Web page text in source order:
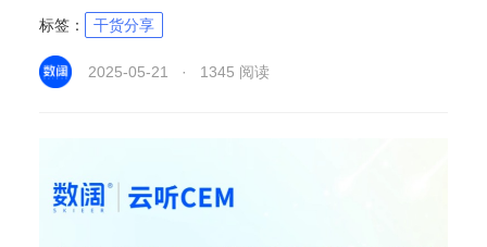
标签： 干货分享
2025-05-21 · 1345 阅读